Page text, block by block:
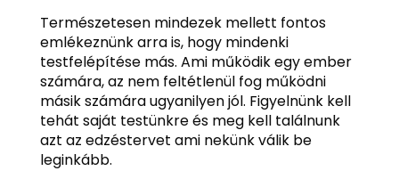
Természetesen mindezek mellett fontos
emlékeznünk arra is, hogy mindenki
testfelépítése más. Ami működik egy ember
számára, az nem feltétlenül fog működni
másik számára ugyanilyen jól. Figyelnünk kell
tehát saját testünkre és meg kell találnunk
azt az edzéstervet ami nekünk válik be
leginkább.